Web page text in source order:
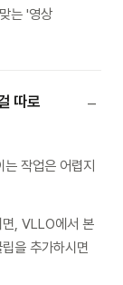
는 '영상
따로
작업은 어렵지
면, VLLO에서 본
을 추가하시면